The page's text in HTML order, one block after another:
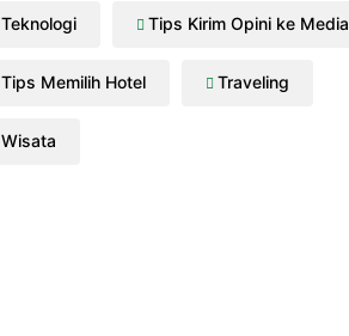
Teknologi Tips Kirim Opini ke Media
Tips Memilih Hotel Traveling
Wisata